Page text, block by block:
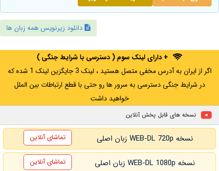
دانلود زیرنویس همه زبان ها
+ دارای لینک سوم ( دسترسی با شرایط جنگی )
اگر از ایران به آدرس مخفی متصل هستید ، لینک 3 جایگزین لینک 1 شده که
در شرایط جنگی دسترسی به سرور ها رو حتی با قطع ارتباطات بین الملل
خواهید داشت
نسخه های قابل پخش آنلاین
نسخه WEB-DL 720p زبان اصلی تماشای آنلاین
نسخه WEB-DL 1080p زبان اصلی تماشای آنلاین